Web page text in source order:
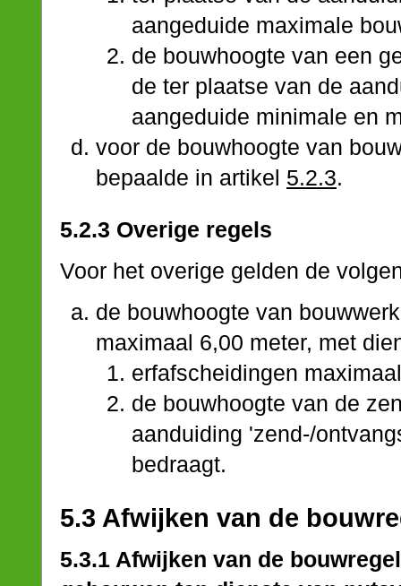
aangeduide maximale
de bouwhoogte van een
de ter plaatse van de
aangeduide minimale en
voor de bouwhoogte van
bepaalde in artikel 5.2.3.
5.2.3 Overige regels
Voor het overige gelden de
de bouwhoogte van
maximaal 6,00 meter, met
erfafscheidingen
de bouwhoogte van de
aanduiding 'zend-/
bedraagt.
5.3 Afwijken van de
5.3.1 Afwijken van de